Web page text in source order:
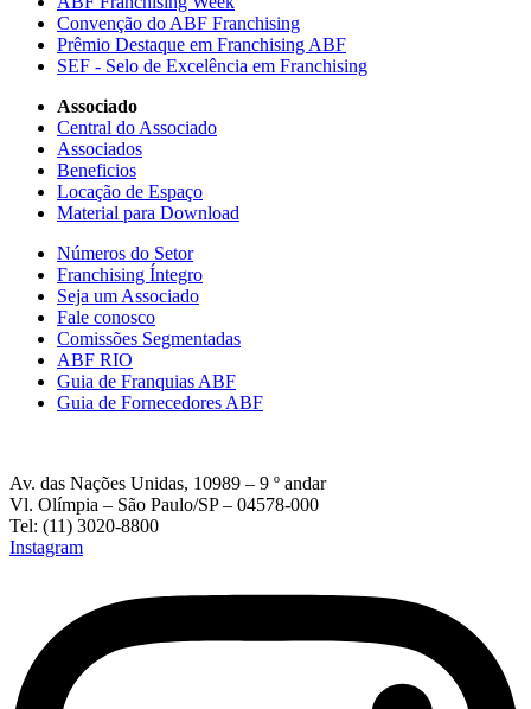
Convenção do ABF Franchising
Prêmio Destaque em Franchising ABF
SEF - Selo de Excelência em Franchising
Associado
Central do Associado
Associados
Beneficios
Locação de Espaço
Material para Download
Números do Setor
Franchising Íntegro
Seja um Associado
Fale conosco
Comissões Segmentadas
ABF RIO
Guia de Franquias ABF
Guia de Fornecedores ABF
Av. das Nações Unidas, 10989 – 9 º andar
Vl. Olímpia – São Paulo/SP – 04578-000
Tel: (11) 3020-8800
Instagram